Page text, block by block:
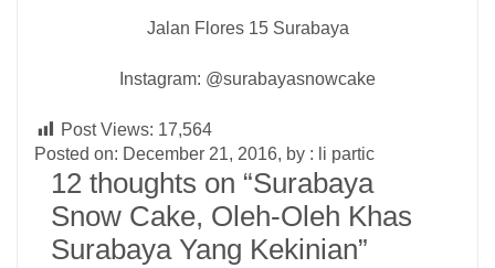
Jalan Flores 15 Surabaya
Instagram: @surabayasnowcake
Post Views: 17,564
Posted on: December 21, 2016, by : li partic
12 thoughts on “Surabaya
Snow Cake, Oleh-Oleh Khas
Surabaya Yang Kekinian”